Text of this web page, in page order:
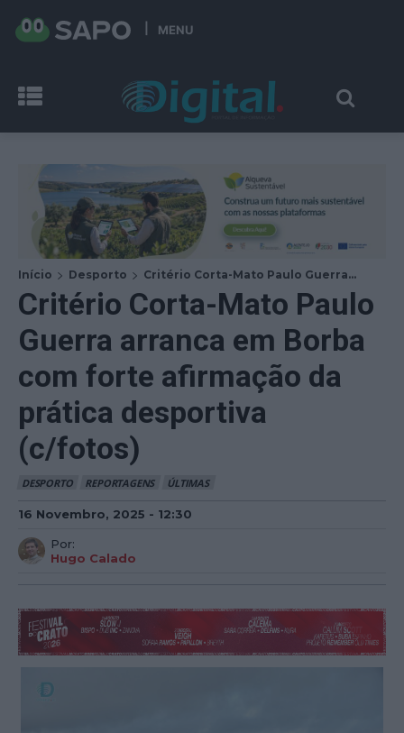
MENU
Início Desporto Critério Corta-Mato Paulo Guerra...
Critério Corta-Mato Paulo
Guerra arranca em Borba
com forte afirmação da
prática desportiva
(c/fotos)
DESPORTO REPORTAGENS ÚLTIMAS
16 Novembro, 2025 - 12:30
Por:
Hugo Calado